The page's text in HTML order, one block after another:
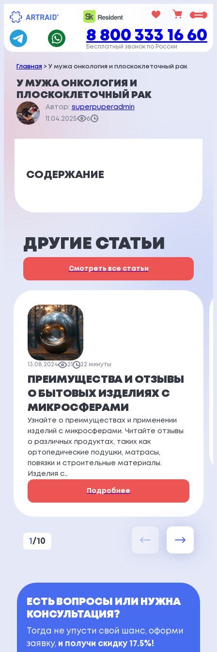
Перейти
содержимому
8 800 333 16 60
Бесплатный звонок по России
Главная> У мужа онкология и плоскоклеточный рак
У МУЖА ОНКОЛОГИЯ И
ПЛОСКОКЛЕТОЧНЫЙ РАК
Автор: superpuperadmin
11.04.2025 6
СОДЕРЖАНИЕ
ДРУГИЕ СТАТЬИ
Смотреть все статьи
13.08.2024 21 22 минуты
ПРЕИМУЩЕСТВА И ОТЗЫВЫ
О БЫТОВЫХ ИЗДЕЛИЯХ С
МИКРОСФЕРАМИ
Узнайте о преимуществах и применении
изделий с микросферами. Читайте отзывы
о различных продуктах, таких как
ортопедические подушки, матрасы,
повязки и строительные материалы.
Изделия с…
Подробнее
1 / 10
ЕСТЬ ВОПРОСЫ ИЛИ НУЖНА
КОНСУЛЬТАЦИЯ?
Тогда не упусти свой шанс, оформи
заявку, и получи скидку 17.5%!